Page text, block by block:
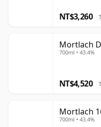
NT$3,260 ?
Mortlach
700ml • 43.4%
NT$4,520 ?
Mortlach
700ml • 43.4%